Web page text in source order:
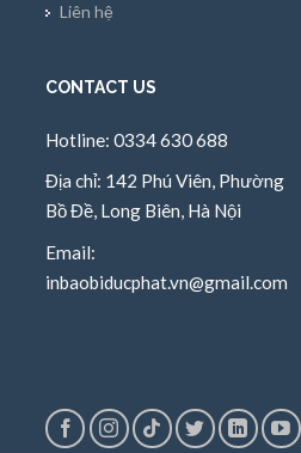
Liên hệ
CONTACT US
Hotline: 0334 630 688
Địa chỉ: 142 Phú Viên, Phường
Bồ Đề, Long Biên, Hà Nội
Email:
inbaobiducphat.vn@gmail.com